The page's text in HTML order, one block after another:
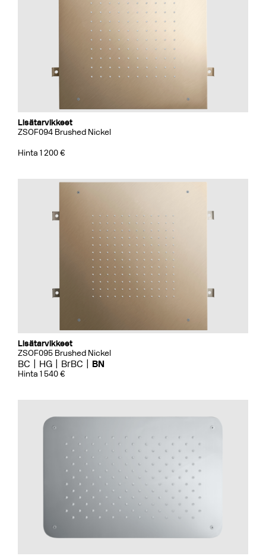
Lisätarvikkeet
ZSOF094 Brushed Nickel
Hinta 1 200 €
Lisätarvikkeet
ZSOF095 Brushed Nickel
BC HG BrBC BN
Hinta 1 540 €